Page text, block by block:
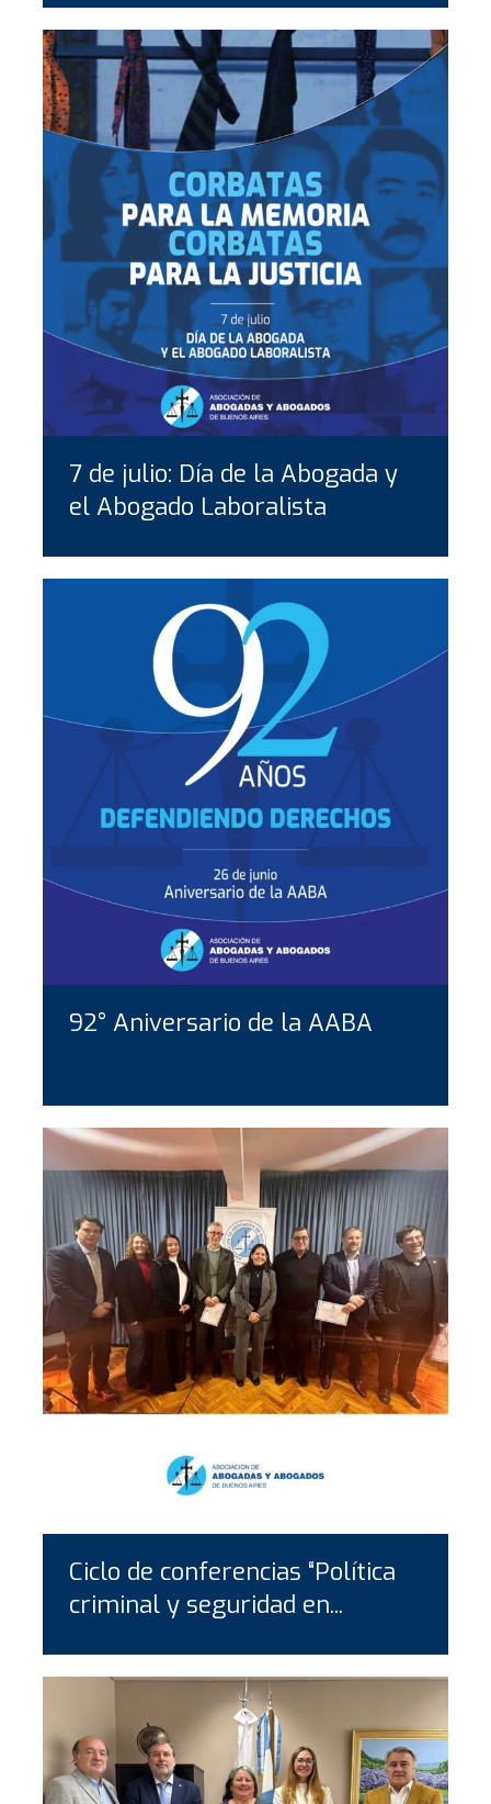
7 de julio: Día de la Abogada y
el Abogado Laboralista
92° Aniversario de la AABA
Ciclo de conferencias “Política
criminal y seguridad en...